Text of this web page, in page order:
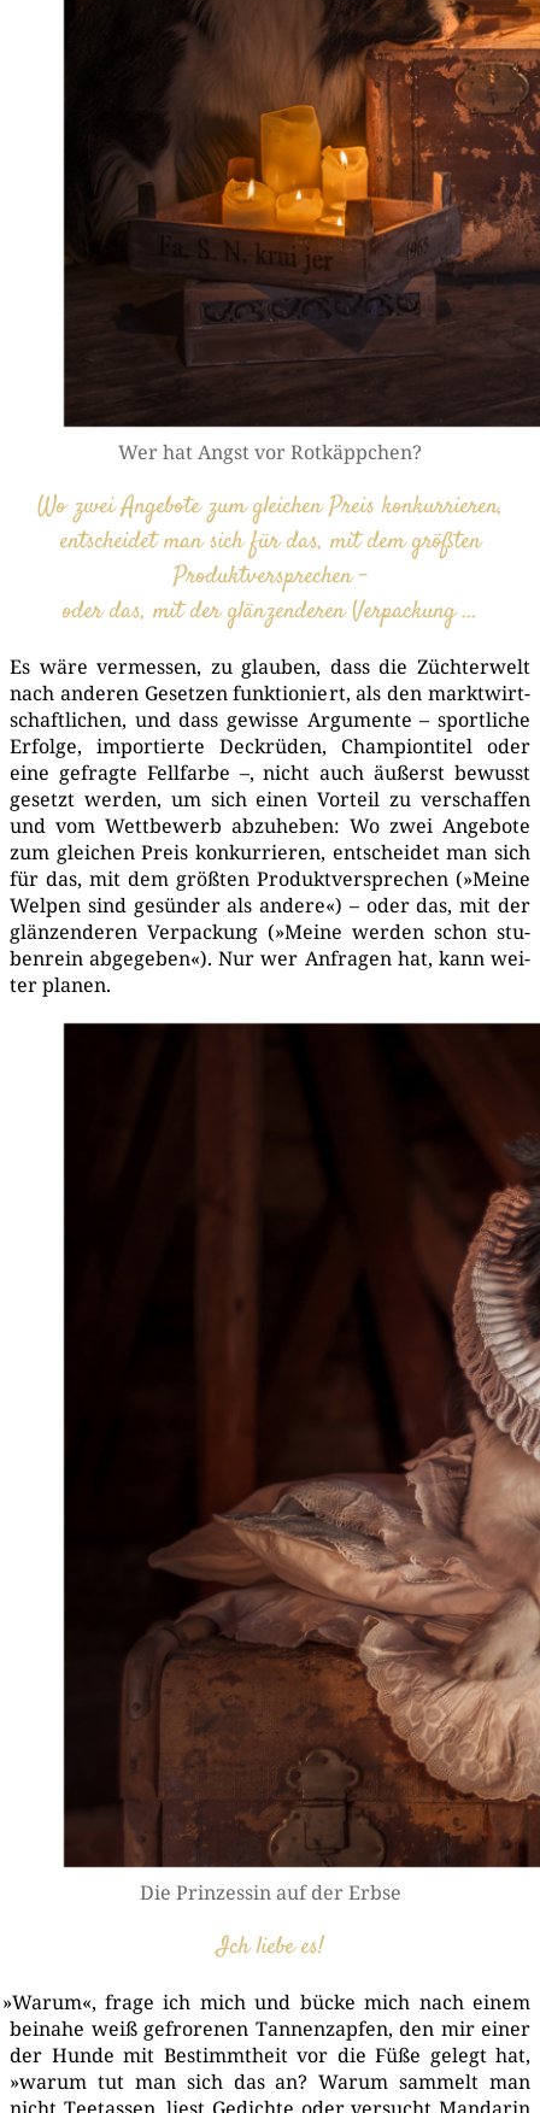
Wer hat Angst vor Rotkäppchen?
Wo zwei Ange­bo­te zum glei­chen Preis konkurrieren,
ent­schei­det man sich für das, mit dem größ­ten
Produktversprechen –
oder das, mit der glän­zen­de­ren Verpackung …
Es wäre ver­mes­sen, zu glau­ben, dass die Züch­ter­welt
nach ande­ren Geset­zen funk­tio­niert, als den markt­wirt­
schaft­li­chen, und dass gewis­se Argu­men­te – sport­li­che
Erfol­ge, impor­tier­te Deck­rü­den, Cham­pion­ti­tel oder
eine gefrag­te Fell­far­be –, nicht auch äußerst bewusst
gesetzt wer­den, um sich einen Vor­teil zu ver­schaf­fen
und vom Wett­be­werb abzu­he­ben: Wo zwei Ange­bo­te
zum glei­chen Preis kon­kur­rie­ren, ent­schei­det man sich
für das, mit dem größ­ten Pro­dukt­ver­spre­chen (»Mei­ne
Wel­pen sind gesün­der als ande­re«) – oder das, mit der
glän­zen­de­ren Ver­pa­ckung (»Mei­ne wer­den schon stu­
ben­rein abge­ge­ben«). Nur wer Anfra­gen hat, kann wei­
ter planen.
Die Prin­zes­sin auf der Erbse
Ich lie­be es!
»War­um«, fra­ge ich mich und bücke mich nach einem
bei­na­he weiß gefro­re­nen Tan­nen­zap­fen, den mir einer
der Hun­de mit Bestimmt­heit vor die Füße gelegt hat,
»war­um tut man sich das an? War­um sam­melt man
nicht Tee­tas­sen, liest Gedich­te oder ver­sucht Man­da­rin